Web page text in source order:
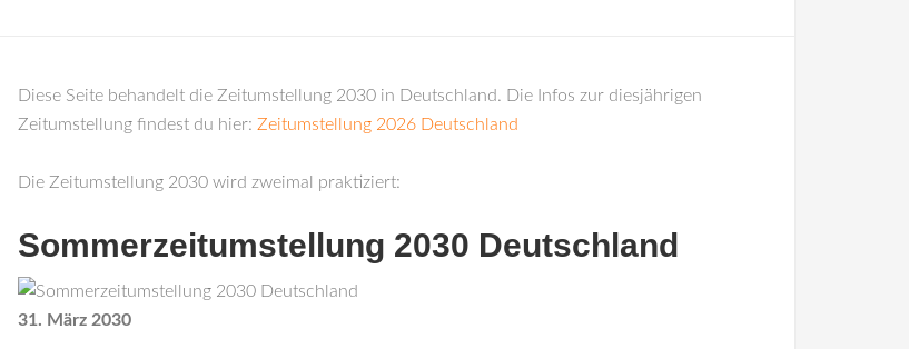
Diese Seite behandelt die Zeitumstellung 2030 in Deutschland. Die Infos zur diesjährigen
Zeitumstellung findest du hier: Zeitumstellung 2026 Deutschland
Die Zeitumstellung 2030 wird zweimal praktiziert:
Sommerzeitumstellung 2030 Deutschland
31. März 2030